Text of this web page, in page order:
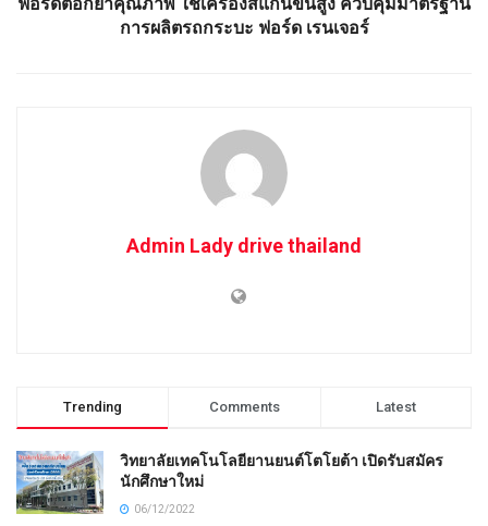
ฟอร์ดตอกย้ำคุณภาพ ใช้เครื่องสแกนขั้นสูง ควบคุมมาตรฐาน
การผลิตรถกระบะ ฟอร์ด เรนเจอร์
Admin Lady drive thailand
Trending Comments Latest
วิทยาลัยเทคโนโลยียานยนต์โตโยต้า เปิดรับสมัคร
นักศึกษาใหม่
06/12/2022